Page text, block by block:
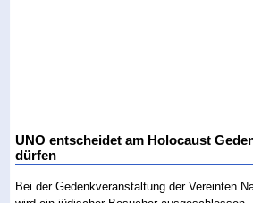
UNO entscheidet am Holocaust
dürfen
Bei der Gedenkveranstaltung der Vereinten